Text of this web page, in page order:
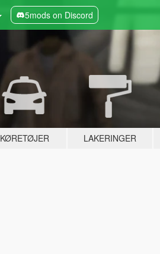
5mods on Discord
KØRETØJER LAKERINGER